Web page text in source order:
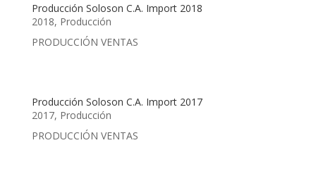
Producción Soloson C.A. Import 2018
2018, Producción
PRODUCCIÓN VENTAS
Producción Soloson C.A. Import 2017
2017, Producción
PRODUCCIÓN VENTAS